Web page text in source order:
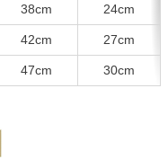
38cm 24cm
42cm 27cm
47cm 30cm